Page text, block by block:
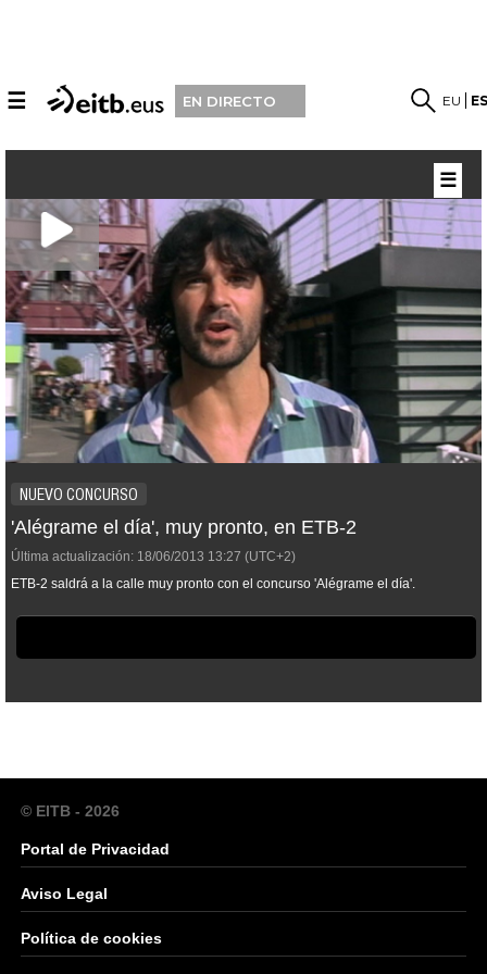
☰ EN DIRECTO EU
NUEVO CONCURSO
'Alégrame el día', muy pronto, en ETB-2
Última actualización: 18/06/2013 13:27 (UTC+2)
ETB-2 saldrá a la calle muy pronto con el concurso 'Alégrame el día'.
☰
© EITB - 2026
Portal de Privacidad
Aviso Legal
Política de cookies